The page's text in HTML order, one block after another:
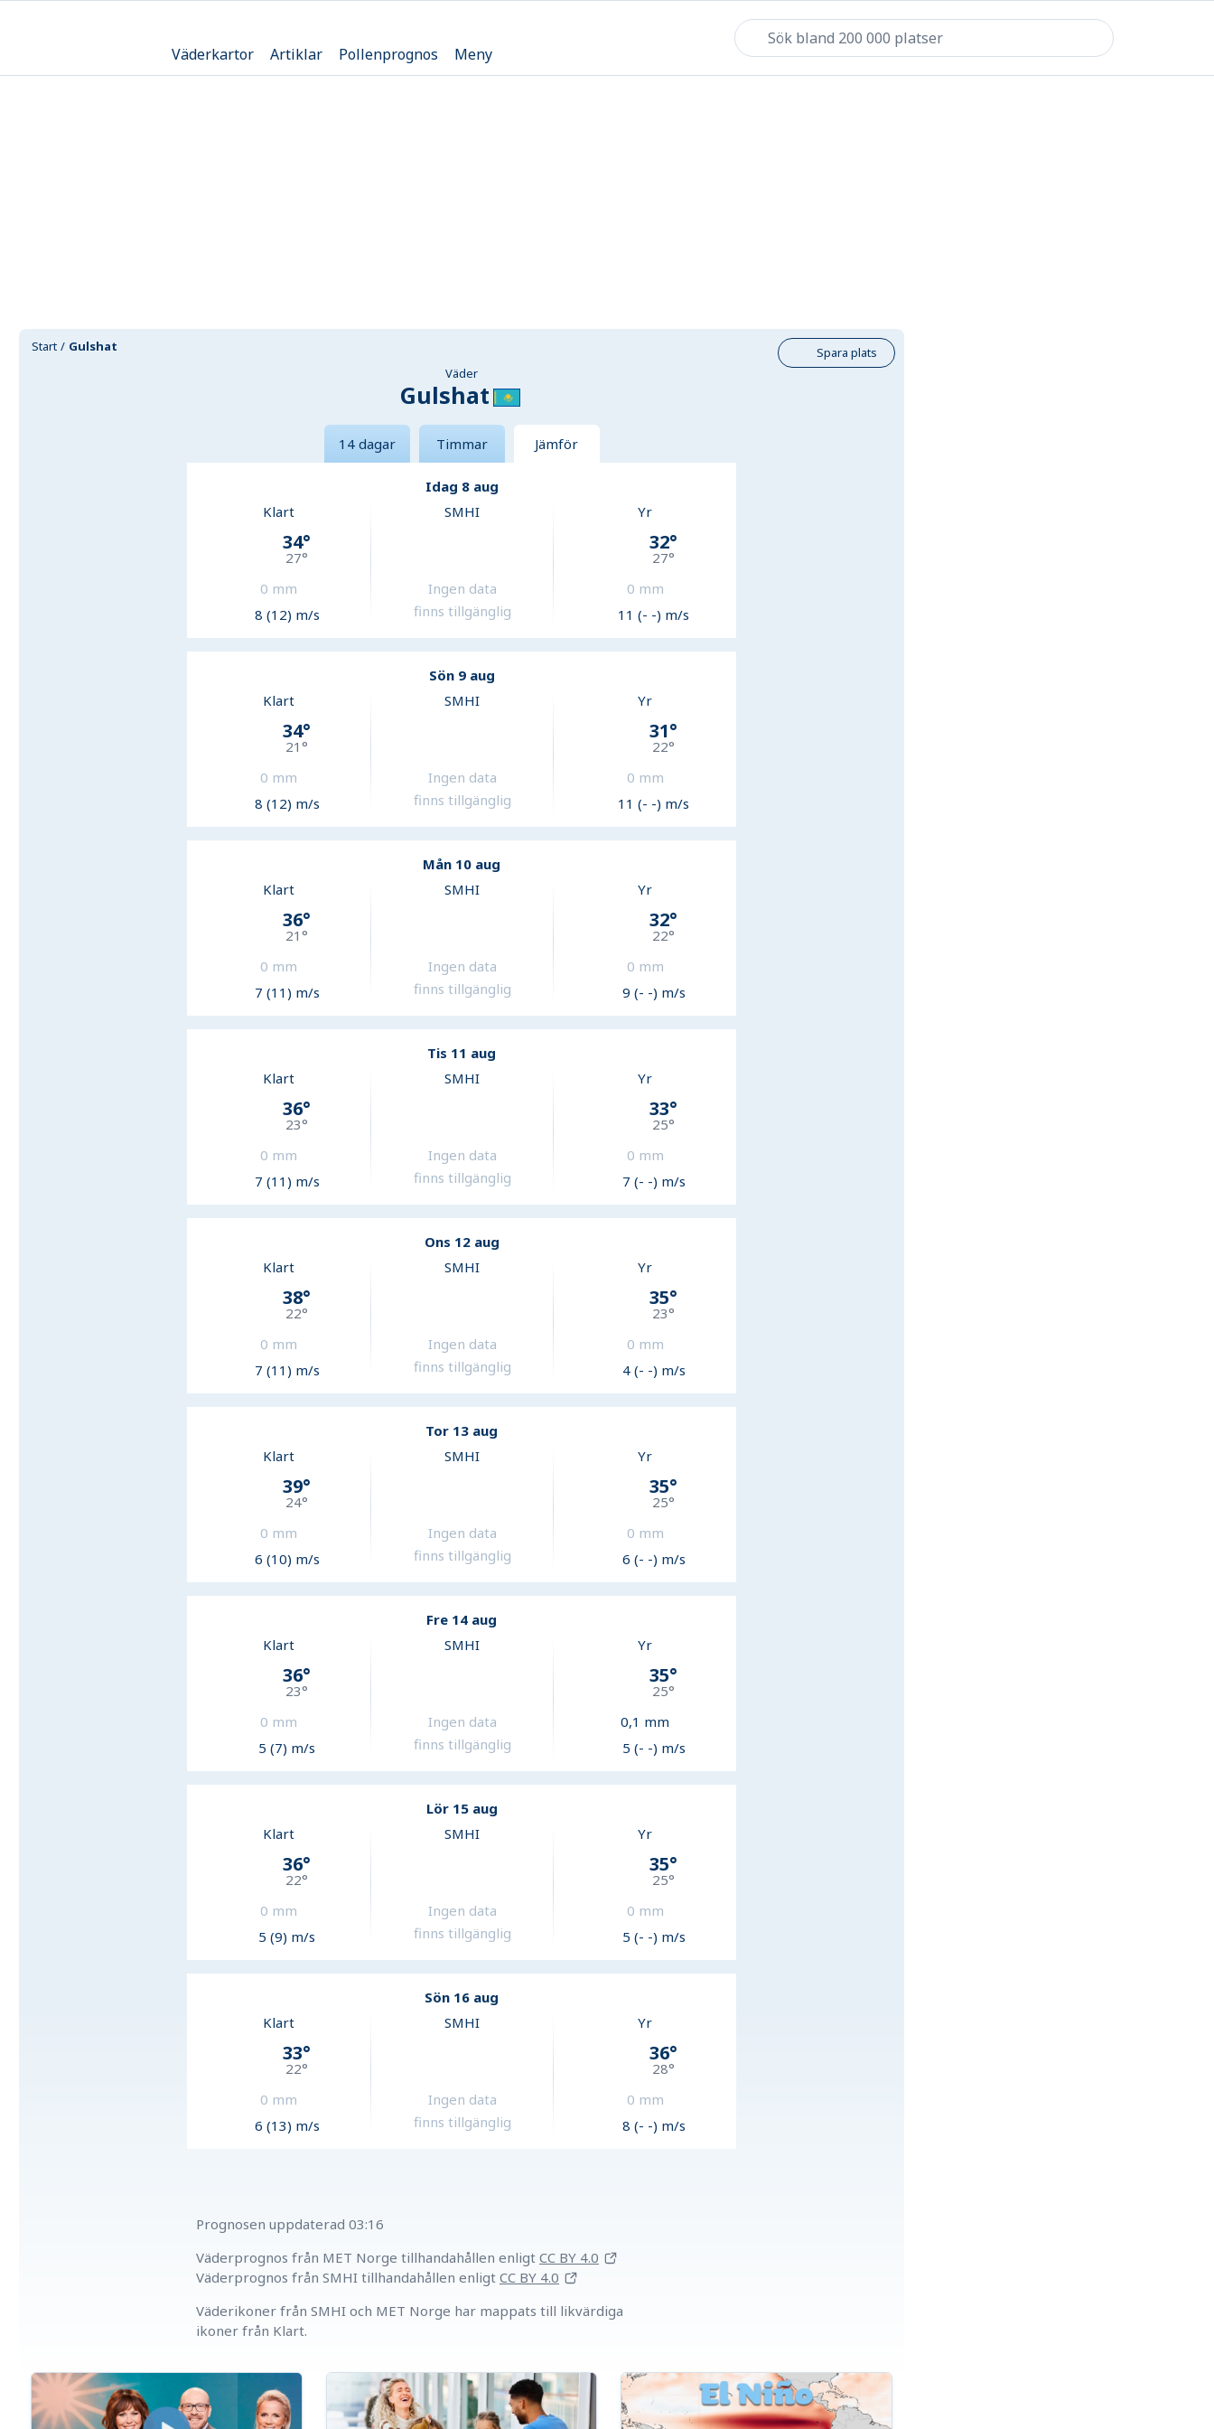
Väderkartor Artiklar Pollenprognos Meny
Start Gulshat
Spara plats
Väder
Gulshat
14 dagar Timmar Jämför
Idag 8 aug
Klart
34°
27°
0 mm
8 (12) m/s
SMHI
Ingen data
finns tillgänglig
Yr
32°
27°
0 mm
11 (- -) m/s
Sön 9 aug
Klart
34°
21 °
0 mm
8 (12) m/s
SMHI
Ingen data
finns tillgänglig
Yr
31°
22°
0 mm
11 (- -) m/s
Mån 10 aug
Klart
36°
21 °
0 mm
7 (11) m/s
SMHI
Ingen data
finns tillgänglig
Yr
32°
22°
0 mm
9 (- -) m/s
Tis 11 aug
Klart
36°
23°
0 mm
7 (11) m/s
SMHI
Ingen data
finns tillgänglig
Yr
33°
25°
0 mm
7 (- -) m/s
Ons 12 aug
Klart
38°
22°
0 mm
7 (11) m/s
SMHI
Ingen data
finns tillgänglig
Yr
35°
23°
0 mm
4 (- -) m/s
Tor 13 aug
Klart
39°
24°
0 mm
6 (10) m/s
SMHI
Ingen data
finns tillgänglig
Yr
35°
25°
0 mm
6 (- -) m/s
Fre 14 aug
Klart
36°
23°
0 mm
5 (7) m/s
SMHI
Ingen data
finns tillgänglig
Yr
35°
25°
0,1 mm
5 (- -) m/s
Lör 15 aug
Klart
36°
22°
0 mm
5 (9) m/s
SMHI
Ingen data
finns tillgänglig
Yr
35°
25°
0 mm
5 (- -) m/s
Sön 16 aug
Klart
33°
22°
0 mm
6 (13) m/s
SMHI
Ingen data
finns tillgänglig
Yr
36°
28°
0 mm
8 (- -) m/s
Prognosen uppdaterad 03:16
Väderprognos från MET Norge tillhandahållen enligt CC BY 4.0
Väderprognos från SMHI tillhandahållen enligt CC BY 4.0
Väderikoner från SMHI och MET Norge har mappats till likvärdiga
ikoner från Klart.